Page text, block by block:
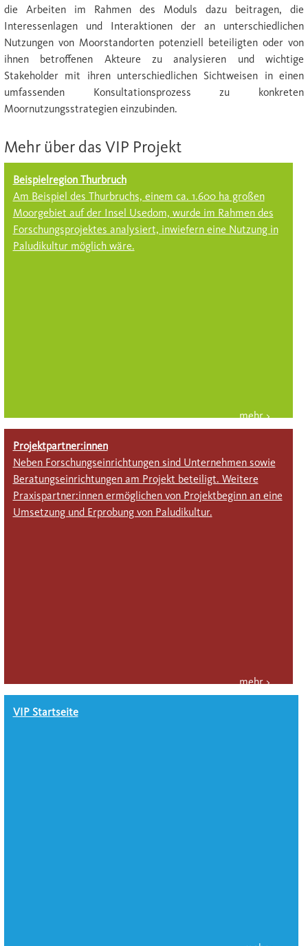
die Arbeiten im Rahmen des Moduls dazu beitragen, die
Interessenlagen und Interaktionen der an unterschiedlichen
Nutzungen von Moorstandorten potenziell beteiligten oder von
ihnen betroffenen Akteure zu analysieren und wichtige
Stakeholder mit ihren unterschiedlichen Sichtweisen in einen
umfassenden Konsultationsprozess zu konkreten
Moornutzungsstrategien einzubinden.
Mehr über das VIP Projekt
Beispielregion Thurbruch
Am Beispiel des Thurbruchs, einem ca. 1.600 ha großen
Mo­or­gebiet auf der Insel Use­dom, wurde im Rahmen des
For­schungs­projektes analysiert, in­wiefern eine Nutzung in
Paludi­kultur möglich wäre.
Projektpartner:innen
Neben Forschungs­ein­richt­ungen sind Unter­nehmen so­wie
Be­rat­ungs­einrichtungen am Projekt beteiligt. Weitere
Praxispartner:innen ermöglichen von Projektbeginn an eine
Um­setz­ung und Er­pro­bung von Paludi­kultur.
VIP Startseite